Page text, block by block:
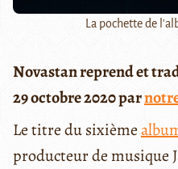
La pochette de
Novastan reprend et
29 octobre 2020 par
Le titre du sixième
producteur de musique